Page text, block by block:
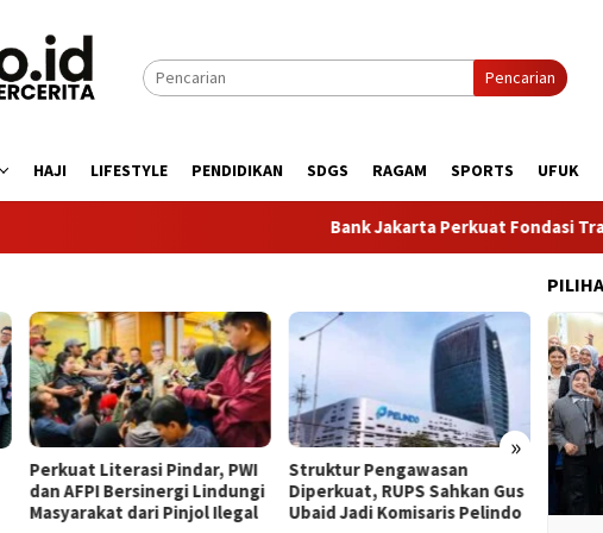
Pencarian
HAJI LIFESTYLE PENDIDIKAN SDGS RAGAM SPORTS UFUK
Bank Jakarta Perkuat Fondasi
»
Perkuat Literasi Pindar, PWI
dan AFPI Bersinergi Lindungi
Masyarakat dari Pinjol Ilegal
​Struktur Pengawasan
Diperkuat, RUPS Sahkan Gus
Ubaid Jadi Komisaris Pelindo
Lewat